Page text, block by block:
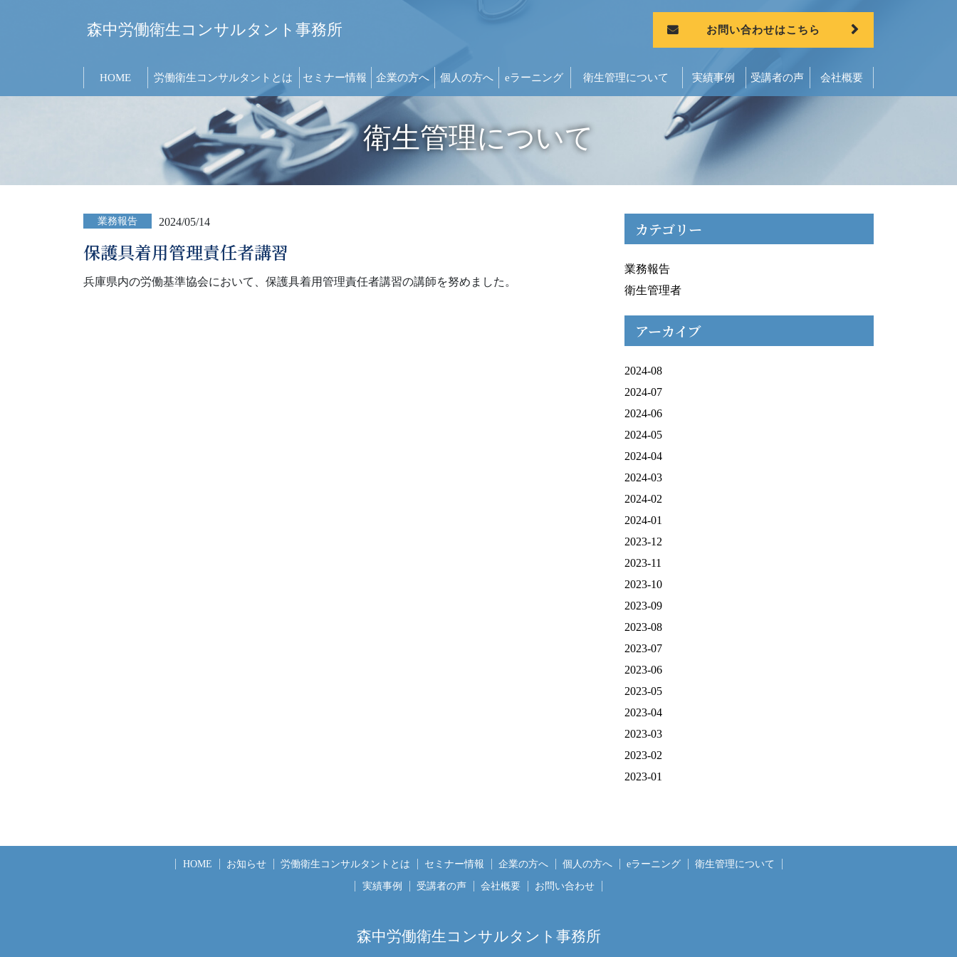
森中労働衛生コンサルタント事務所 お問い合わせはこちら
HOME 労働衛生コンサルタントとは セミナー情報 企業の方へ 個人の方へ eラーニング 衛生管理について 実績事例 受講者の声 会社概要
衛生管理について
業務報告 2024/05/14
保護具着用管理責任者講習
兵庫県内の労働基準協会において、保護具着用管理責任者講習の講師を努めました。
カテゴリー
業務報告
衛生管理者
アーカイブ
2024-08
2024-07
2024-06
2024-05
2024-04
2024-03
2024-02
2024-01
2023-12
2023-11
2023-10
2023-09
2023-08
2023-07
2023-06
2023-05
2023-04
2023-03
2023-02
2023-01
HOME お知らせ 労働衛生コンサルタントとは セミナー情報 企業の方へ 個人の方へ eラーニング
衛生管理について
実績事例
受講者の声 会社概要 お問い合わせ
森中労働衛生コンサルタント事務所